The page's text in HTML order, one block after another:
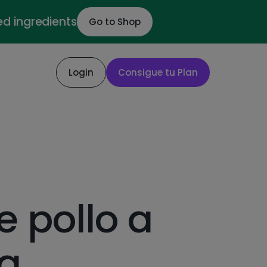
ingredients Go to Shop
Login Consigue tu Plan
pollo a